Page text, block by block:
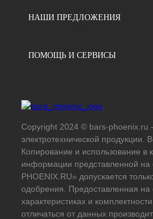
НАШИ ПРЕДЛОЖЕНИЯ
ПОМОЩЬ И СЕРВИСЫ
Copyright 2024 © bars-phoenix.ru
электротехнической продукции.
Копирование и использование в
информации представленной на
PHOENIX.RU» допускается
одобрения. Предоставленная
характеристиках и
отличаться от данных